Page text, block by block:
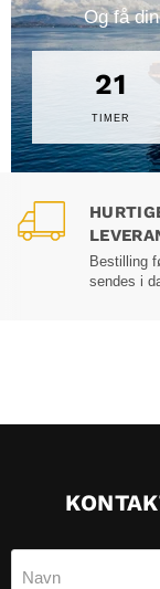
Og få
21
TIMER
Bestilling
sendes i
Navn